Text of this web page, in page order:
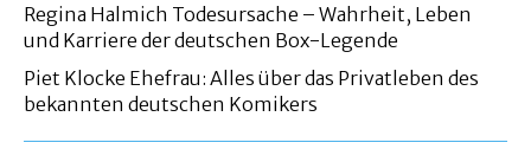
Regina Halmich Todesursache – Wahrheit, Leben
und Karriere der deutschen Box-Legende
Piet Klocke Ehefrau: Alles über das Privatleben des
bekannten deutschen Komikers